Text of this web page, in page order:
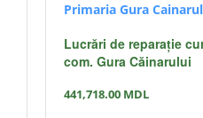
Primaria Gura
Lucrări de reparație
com. Gura Căinarului
441,718.00 MDL